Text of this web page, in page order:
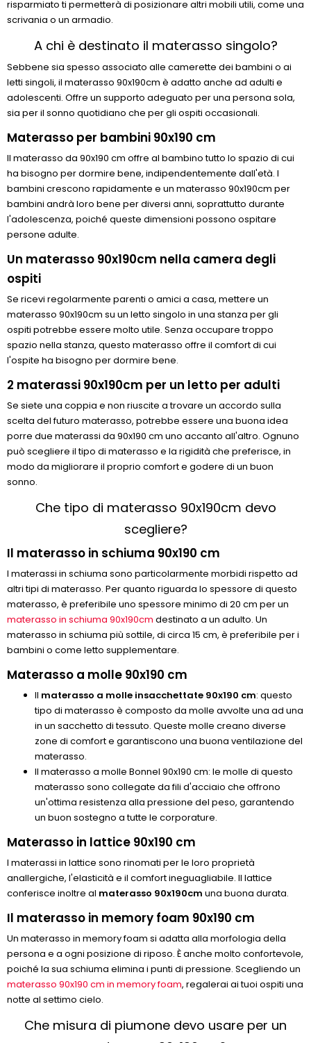
risparmiato ti permetterà di posizionare altri mobili utili, come una
scrivania o un armadio.
A chi è destinato il materasso singolo?
Sebbene sia spesso associato alle camerette dei bambini o ai
letti singoli, il materasso 90x190cm è adatto anche ad adulti e
adolescenti. Offre un supporto adeguato per una persona sola,
sia per il sonno quotidiano che per gli ospiti occasionali.
Materasso per bambini 90x190 cm
Il materasso da 90x190 cm offre al bambino tutto lo spazio di cui
ha bisogno per dormire bene, indipendentemente dall'età. I
bambini crescono rapidamente e un materasso 90x190cm per
bambini andrà loro bene per diversi anni, soprattutto durante
l'adolescenza, poiché queste dimensioni possono ospitare
persone adulte.
Un materasso 90x190cm nella camera degli
ospiti
Se ricevi regolarmente parenti o amici a casa, mettere un
materasso 90x190cm su un letto singolo in una stanza per gli
ospiti potrebbe essere molto utile. Senza occupare troppo
spazio nella stanza, questo materasso offre il comfort di cui
l'ospite ha bisogno per dormire bene.
2 materassi 90x190cm per un letto per adulti
Se siete una coppia e non riuscite a trovare un accordo sulla
scelta del futuro materasso, potrebbe essere una buona idea
porre due materassi da 90x190 cm uno accanto all'altro. Ognuno
può scegliere il tipo di materasso e la rigidità che preferisce, in
modo da migliorare il proprio comfort e godere di un buon
sonno.
Che tipo di materasso 90x190cm devo
scegliere?
Il materasso in schiuma 90x190 cm
I materassi in schiuma sono particolarmente morbidi rispetto ad
altri tipi di materasso. Per quanto riguarda lo spessore di questo
materasso, è preferibile uno spessore minimo di 20 cm per un
materasso in schiuma 90x190cm destinato a un adulto. Un
materasso in schiuma più sottile, di circa 15 cm, è preferibile per i
bambini o come letto supplementare.
Materasso a molle 90x190 cm
Il materasso a molle insacchettate 90x190 cm: questo
tipo di materasso è composto da molle avvolte una ad una
in un sacchetto di tessuto. Queste molle creano diverse
zone di comfort e garantiscono una buona ventilazione del
materasso.
Il materasso a molle Bonnel 90x190 cm: le molle di questo
materasso sono collegate da fili d'acciaio che offrono
un'ottima resistenza alla pressione del peso, garantendo
un buon sostegno a tutte le corporature.
Materasso in lattice 90x190 cm
I materassi in lattice sono rinomati per le loro proprietà
anallergiche, l'elasticità e il comfort ineguagliabile. Il lattice
conferisce inoltre al materasso 90x190cm una buona durata.
Il materasso in memory foam 90x190 cm
Un materasso in memory foam si adatta alla morfologia della
persona e a ogni posizione di riposo. È anche molto confortevole,
poiché la sua schiuma elimina i punti di pressione. Scegliendo un
materasso 90x190 cm in memory foam, regalerai ai tuoi ospiti una
notte al settimo cielo.
Che misura di piumone devo usare per un